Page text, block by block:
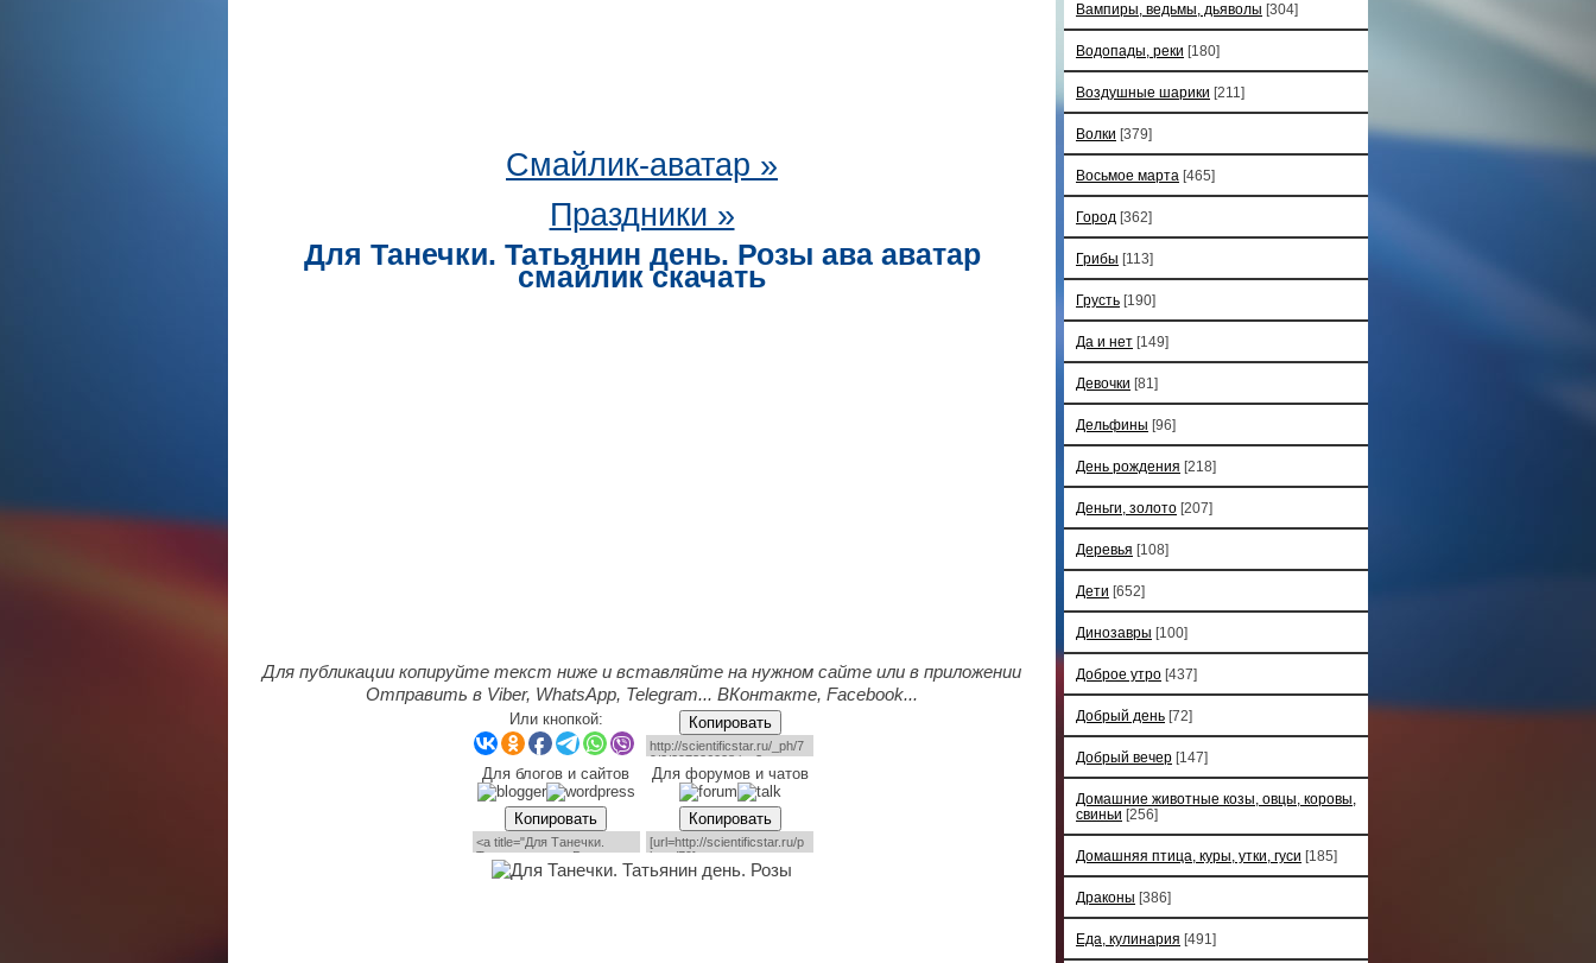
Смайлик-аватар »
Праздники »
Для Танечки. Татьянин день. Розы ава аватар
смайлик скачать
Для публикации копируйте текст ниже и вставляйте на нужном сайте или в приложении
Отправить в Viber, WhatsApp, Telegram... ВКонтакте, Facebook...
Или кнопкой: Копировать
Для блогов и сайтов Для форумов и чатов
Копировать Копировать
Вампиры, ведьмы, дьяволы [304]
Водопады, реки [180]
Воздушные шарики [211]
Волки [379]
Восьмое марта [465]
Город [362]
Грибы [113]
Грусть [190]
Да и нет [149]
Девочки [81]
Дельфины [96]
День рождения [218]
Деньги, золото [207]
Деревья [108]
Дети [652]
Динозавры [100]
Доброе утро [437]
Добрый день [72]
Добрый вечер [147]
Домашние животные козы, овцы, коровы,
свиньи [256]
Домашняя птица, куры, утки, гуси [185]
Драконы [386]
Еда, кулинария [491]